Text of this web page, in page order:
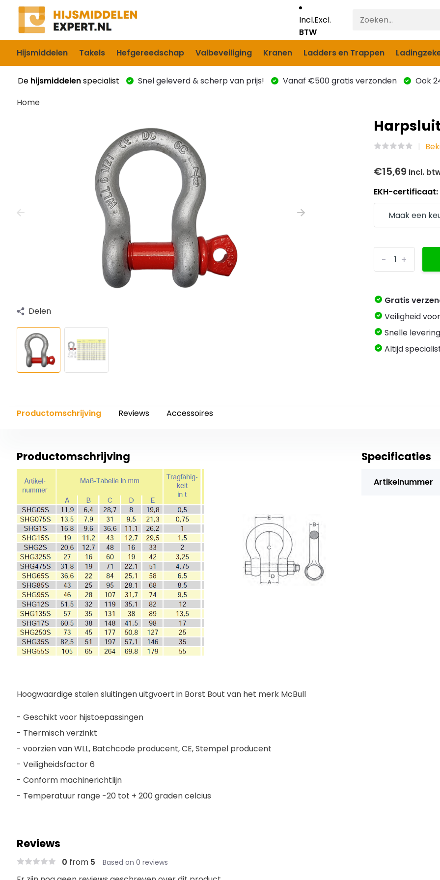
Incl.Excl.
BTW
Hijsmiddelen Takels Hefgereedschap Valbeveiliging Kranen Ladders en Trappen
De hijsmiddelenspecialist Snel geleverd & scherp van prijs! Vanaf €500 gratis verzonden Ook
Home
Delen
€15,69 Incl.
EKH-certificaat:
+
-
Gratis
Veiligheid
Snelle
Altijd
Productomschrijving Reviews Accessoires
Productomschrijving
Hoogwaardige stalen sluitingen uitgvoert in Borst Bout van het merk McBull
- Geschikt voor hijstoepassingen
- Thermisch verzinkt
- voorzien van WLL, Batchcode producent, CE, Stempel producent
- Veiligheidsfactor 6
- Conform machinerichtlijn
- Temperatuur range -20 tot + 200 graden celcius
Specificaties
Artikelnummer
Reviews
0 from 5 Based on 0 reviews